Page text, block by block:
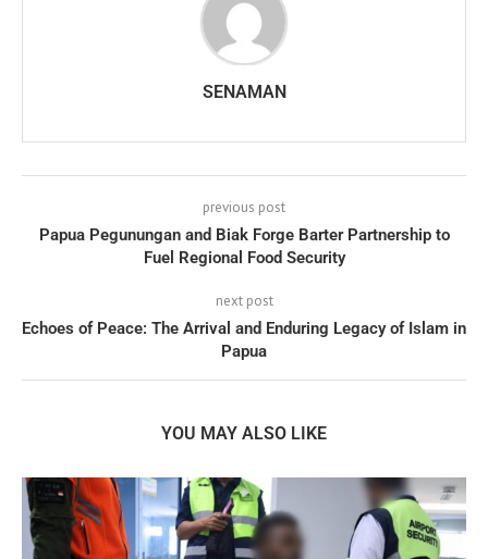
SENAMAN
previous post
Papua Pegunungan and Biak Forge Barter Partnership to
Fuel Regional Food Security
next post
Echoes of Peace: The Arrival and Enduring Legacy of Islam in
Papua
YOU MAY ALSO LIKE